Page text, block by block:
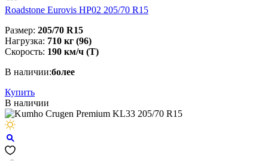
Roadstone Eurovis HP02 205/70 R15
Размер: 205/70 R15
Нагрузка: 710 кг (96)
Скорость: 190 км/ч (T)
В наличии:более
Купить
В наличии